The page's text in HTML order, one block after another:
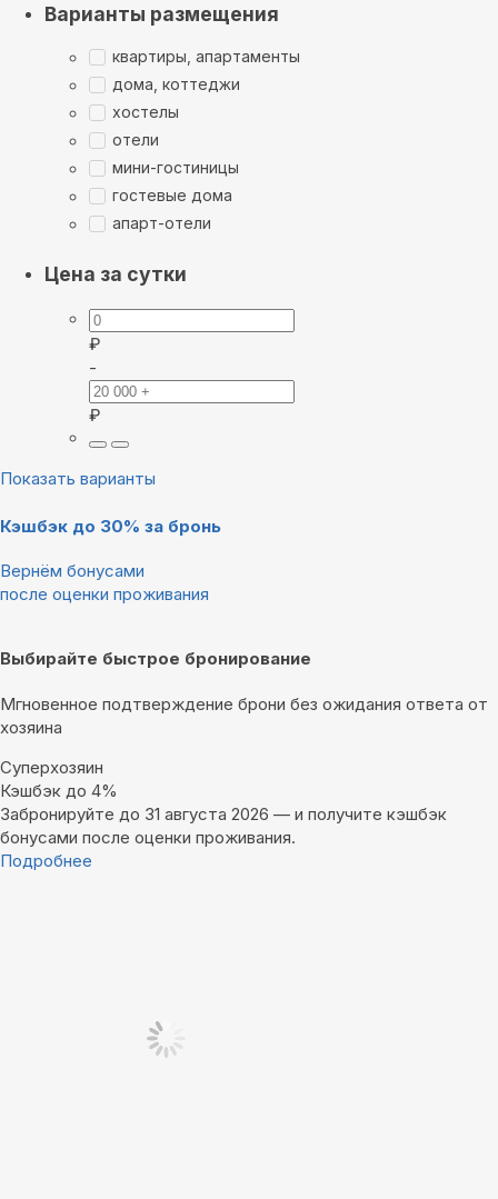
Варианты размещения
квартиры, апартаменты
дома, коттеджи
хостелы
отели
мини-гостиницы
гостевые дома
апарт-отели
Цена за сутки
₽
-
₽
Показать варианты
Кэшбэк до 30% за бронь
Вернём бонусами
после оценки проживания
Выбирайте быстрое бронирование
Мгновенное подтверждение брони без ожидания ответа от
хозяина
Суперхозяин
Кэшбэк до 4%
Забронируйте до 31 августа 2026 — и получите кэшбэк
бонусами после оценки проживания.
Подробнее